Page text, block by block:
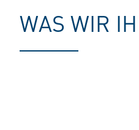
WAS WIR